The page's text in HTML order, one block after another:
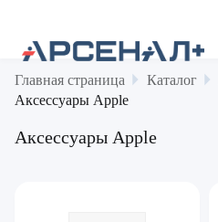
Главная страница Каталог
Аксессуары Apple
Аксессуары Apple